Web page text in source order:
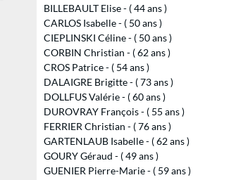
BILLEBAULT Elise - ( 44 ans )
CARLOS Isabelle - ( 50 ans )
CIEPLINSKI Céline - ( 50 ans )
CORBIN Christian - ( 62 ans )
CROS Patrice - ( 54 ans )
DALAIGRE Brigitte - ( 73 ans )
DOLLFUS Valérie - ( 60 ans )
DUROVRAY François - ( 55 ans )
FERRIER Christian - ( 76 ans )
GARTENLAUB Isabelle - ( 62 ans )
GOURY Géraud - ( 49 ans )
GUENIER Pierre-Marie - ( 59 ans )